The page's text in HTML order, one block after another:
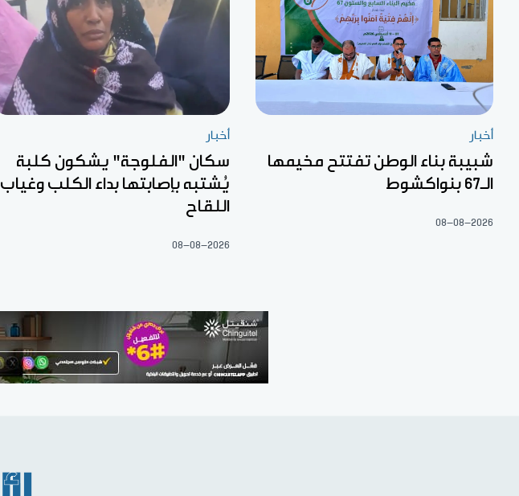
أخبار
شبيبة بناء الوطن تفتتح مخيمها
الـ67 بنواكشوط
08-08-2026
أخبار
سكان "الفلوجة" يشكون كلبة
يُشتبه بإصابتها بداء الكلب وغياب
اللقاح
08-08-2026